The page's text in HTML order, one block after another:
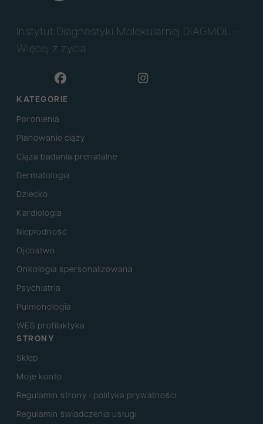
Instytut Diagnostyki Molekularnej DIAGMOL –
Więcej z życia
KATEGORIE
Poronienia
Planowanie ciąży
Ciąża badania prenatalne
Dermatologia
Dziecko
Kardiologia
Niepłodność
Ojcostwo
Onkologia spersonalizowana
Psychiatria
Pulmonologia
WES profilaktyka
STRONY
Sklep
Moje konto
Regulamin strony i polityka prywatności
Regulamin świadczenia usługi